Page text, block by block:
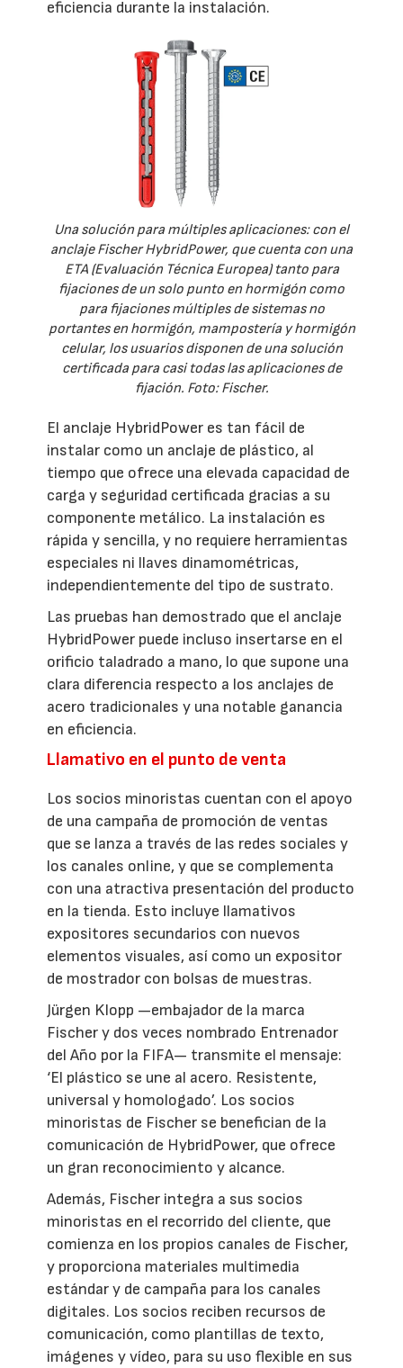
eficiencia durante la instalación.
Una solución para múltiples aplicaciones: con el
anclaje Fischer HybridPower, que cuenta con una
ETA (Evaluación Técnica Europea) tanto para
fijaciones de un solo punto en hormigón como
para fijaciones múltiples de sistemas no
portantes en hormigón, mampostería y hormigón
celular, los usuarios disponen de una solución
certificada para casi todas las aplicaciones de
fijación. Foto: Fischer.
El anclaje HybridPower es tan fácil de
instalar como un anclaje de plástico, al
tiempo que ofrece una elevada capacidad de
carga y seguridad certificada gracias a su
componente metálico. La instalación es
rápida y sencilla, y no requiere herramientas
especiales ni llaves dinamométricas,
independientemente del tipo de sustrato.
Las pruebas han demostrado que el anclaje
HybridPower puede incluso insertarse en el
orificio taladrado a mano, lo que supone una
clara diferencia respecto a los anclajes de
acero tradicionales y una notable ganancia
en eficiencia.
Llamativo en el punto de venta
Los socios minoristas cuentan con el apoyo
de una campaña de promoción de ventas
que se lanza a través de las redes sociales y
los canales online, y que se complementa
con una atractiva presentación del producto
en la tienda. Esto incluye llamativos
expositores secundarios con nuevos
elementos visuales, así como un expositor
de mostrador con bolsas de muestras.
Jürgen Klopp —embajador de la marca
Fischer y dos veces nombrado Entrenador
del Año por la FIFA— transmite el mensaje:
‘El plástico se une al acero. Resistente,
universal y homologado’. Los socios
minoristas de Fischer se benefician de la
comunicación de HybridPower, que ofrece
un gran reconocimiento y alcance.
Además, Fischer integra a sus socios
minoristas en el recorrido del cliente, que
comienza en los propios canales de Fischer,
y proporciona materiales multimedia
estándar y de campaña para los canales
digitales. Los socios reciben recursos de
comunicación, como plantillas de texto,
imágenes y vídeo, para su uso flexible en sus